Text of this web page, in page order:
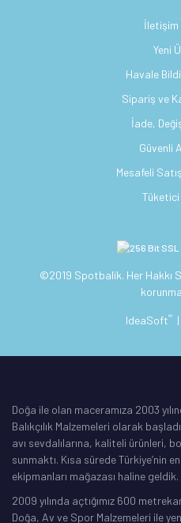
İletişim
Yeni
Havale
Sipariş ve
İade,
Güvenli
Mesafeli
Tüketici
©2019 Spotbalik. Her Hakkı
IdeaSoft® |
Doğa ile olan maceramıza 2003
Balıkçılık Malzemeleri olarak
avı sevdalılarına, kaliteli ürünleri,
sunmaktı. Kısa sürede Türkiye’nin
ekipmanları mağazası haline geldik.
2009 yılında açtığımız 600
Doğa, Av ve Spor Malzemeleri ile